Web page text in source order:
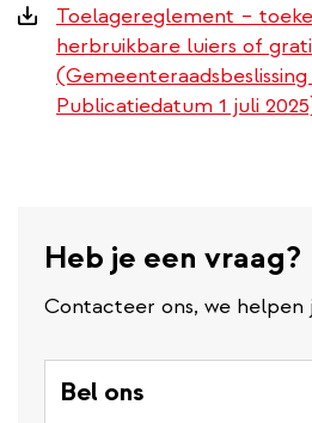
Downloads
Toelagereglement –
herbruikbare luiers of
Publicatiedatum 1 juli
Heb je een vraag?
Contacteer ons, we helpen
Bel ons